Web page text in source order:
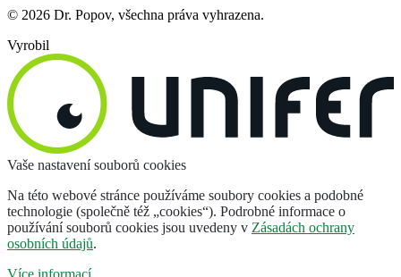
© 2026 Dr. Popov, všechna práva vyhrazena.
Vyrobil
Vaše nastavení souborů cookies
Na této webové stránce používáme soubory cookies a podobné
technologie (společně též „cookies“). Podrobné informace o
používání souborů cookies jsou uvedeny v Zásadách ochrany
osobních údajů.
Více informací